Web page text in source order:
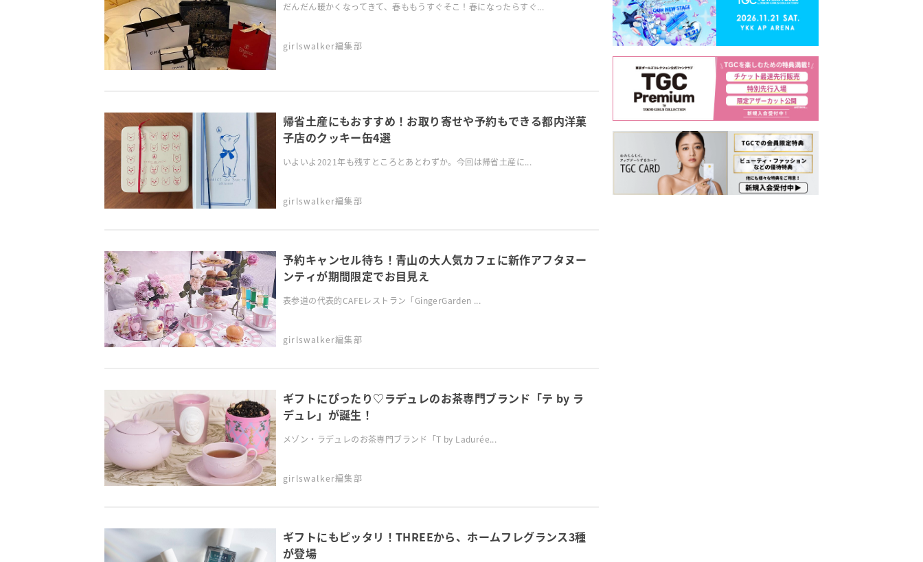
だんだん暖かくなってきて、春ももうすぐそこ！春になったらすぐ...
girlswalker編集部
帰省土産にもおすすめ！お取り寄せや予約もできる都内洋菓
子店のクッキー缶4選
いよいよ2021年も残すところとあとわずか。今回は帰省土産に...
girlswalker編集部
予約キャンセル待ち！青山の大人気カフェに新作アフタヌー
ンティが期間限定でお目見え
表参道の代表的CAFEレストラン「GingerGarden ...
girlswalker編集部
ギフトにぴったり♡ラデュレのお茶専門ブランド「テ by ラ
デュレ」が誕生！
メゾン・ラデュレのお茶専門ブランド「T by Ladurée...
girlswalker編集部
ギフトにもピッタリ！THREEから、ホームフレグランス3種
が登場